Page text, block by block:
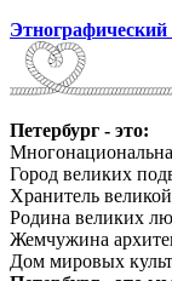
Петербург - это:
Город великих
Хранитель
Родина великих
Жемчужина
Дом мировых